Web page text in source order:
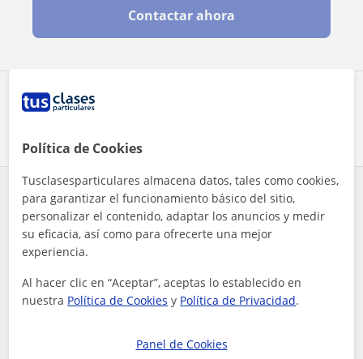
Comparte a este profesor
Contactar ahora
¿Hay algún error en este perfil?Cuéntanos
Tus clases particulares Primaria
Alagón
doy clases particulares tanto a primaria como a eso
Otros profesores de Primaria en Alagón
que pueden interesarte
Política de Cookies
Tusclasesparticulares almacena datos, tales como cookies,
para garantizar el funcionamiento básico del sitio,
personalizar el contenido, adaptar los anuncios y medir
su eficacia, así como para ofrecerte una mejor
experiencia.
Al hacer clic en “Aceptar”, aceptas lo establecido en
nuestra Política de Cookies y Política de Privacidad.
Panel de Cookies